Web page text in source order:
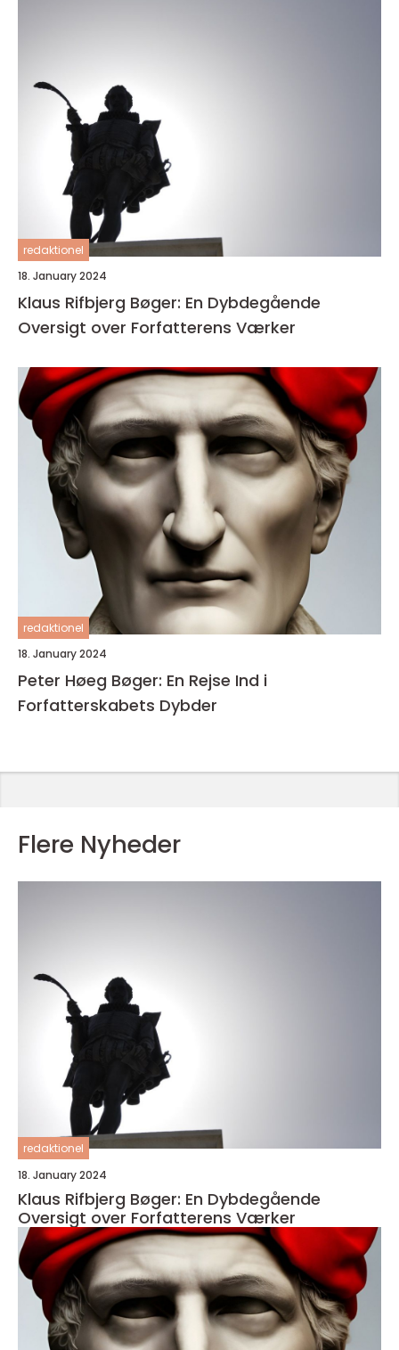
redaktionel
18. January 2024
Klaus Rifbjerg Bøger: En Dybdegående
Oversigt over Forfatterens Værker
redaktionel
18. January 2024
Peter Høeg Bøger: En Rejse Ind i
Forfatterskabets Dybder
Flere Nyheder
redaktionel
18. January 2024
Klaus Rifbjerg Bøger: En Dybdegående
Oversigt over Forfatterens Værker